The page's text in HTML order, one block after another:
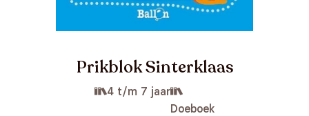
Prikblok Sinterklaas
4 t/m 7 jaar
Doeboek